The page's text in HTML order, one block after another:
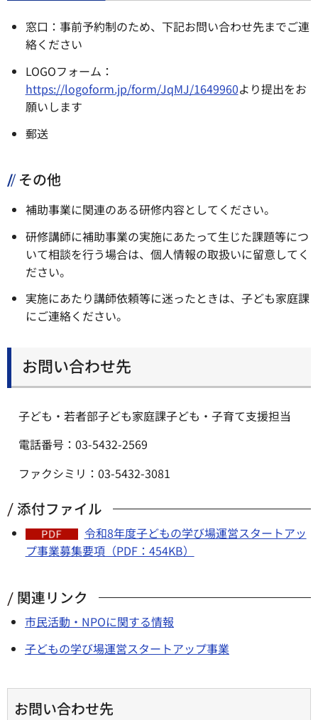
窓口：事前予約制のため、下記お問い合わせ先までご連
絡ください
LOGOフォーム：
https://logoform.jp/form/JqMJ/1649960より提出をお
願いします
郵送
その他
補助事業に関連のある研修内容としてください。
研修講師に補助事業の実施にあたって生じた課題等につ
いて相談を行う場合は、個人情報の取扱いに留意してく
ださい。
実施にあたり講師依頼等に迷ったときは、子ども家庭課
にご連絡ください。
お問い合わせ先
子ども・若者部子ども家庭課子ども・子育て支援担当
電話番号：03-5432-2569
ファクシミリ：03-5432-3081
添付ファイル
令和8年度子どもの学び場運営スタートアッ
プ事業募集要項（PDF：454KB）
関連リンク
市民活動・NPOに関する情報
子どもの学び場運営スタートアップ事業
お問い合わせ先